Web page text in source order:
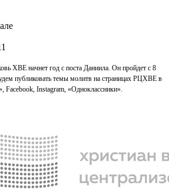
ХВЕ начнет год с поста Даниила. Он пройдет с 8
публиковать темы молитв на страницах РЦХВЕ в
Facebook, Instagram, «Одноклассники».